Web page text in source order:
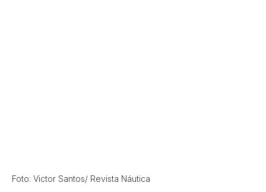
Foto: Victor Santos/ Revista Náutica